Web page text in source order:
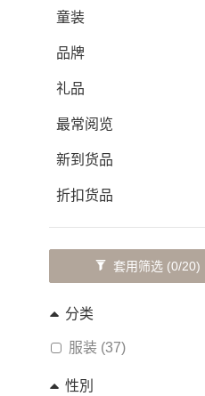
童装
品牌
礼品
最常阅览
新到货品
折扣货品
套用筛选 (0/20)
分类
服装 (37)
性別